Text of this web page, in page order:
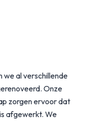
we al verschillende
Onze
zorgen ervoor dat
afgewerkt. We